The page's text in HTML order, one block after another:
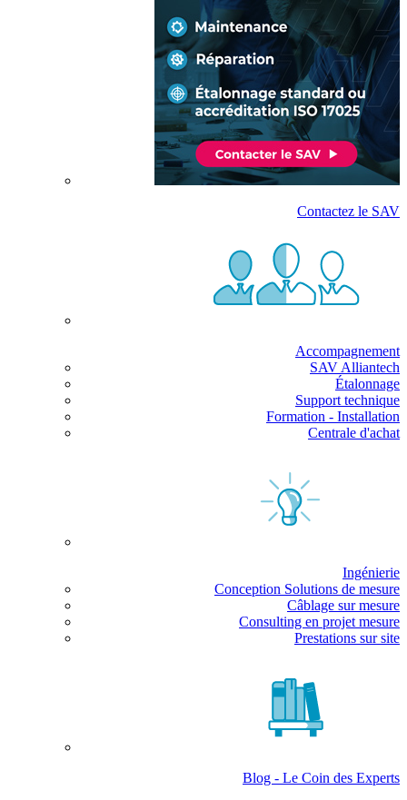
Contactez le SAV
Accompagnement
SAV Alliantech
Étalonnage
Support technique
Formation - Installation
Centrale d'achat
Ingénierie
Conception Solutions de mesure
Câblage sur mesure
Consulting en projet mesure
Prestations sur site
Blog - Le Coin des Experts